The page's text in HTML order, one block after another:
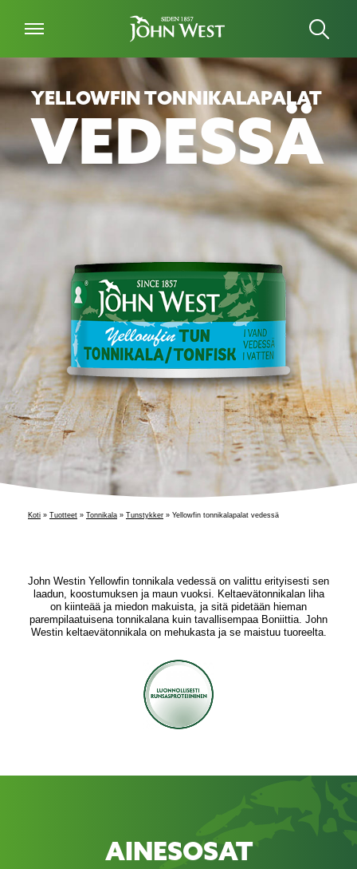
YELLOWFIN TONNIKALAPALAT
VEDESSÄ
Koti » Tuotteet » Tonnikala » Tunstykker » Yellowfin tonnikalapalat vedessä
John Westin Yellowfin tonnikala vedessä on valittu erityisesti sen
laadun, koostumuksen ja maun vuoksi. Keltaevätonnikalan liha
on kiinteää ja miedon makuista, ja sitä pidetään hieman
parempilaatuisena tonnikalana kuin tavallisempaa Boniittia. John
Westin keltaevätonnikala on mehukasta ja se maistuu tuoreelta.
AINESOSAT